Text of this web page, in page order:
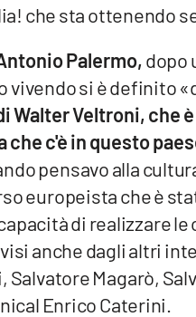
che sta ottenendo
Palermo,dopo
vivendo si è definito
Walter Veltroni, che
c'è in questo
pensavo alla
europeista che è
di realizzare le
anche dagli altri
Magarò,
Enrico Caterini.